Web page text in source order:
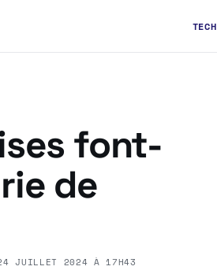
TECH
font-
de
JUILLET 2024 À 17H43